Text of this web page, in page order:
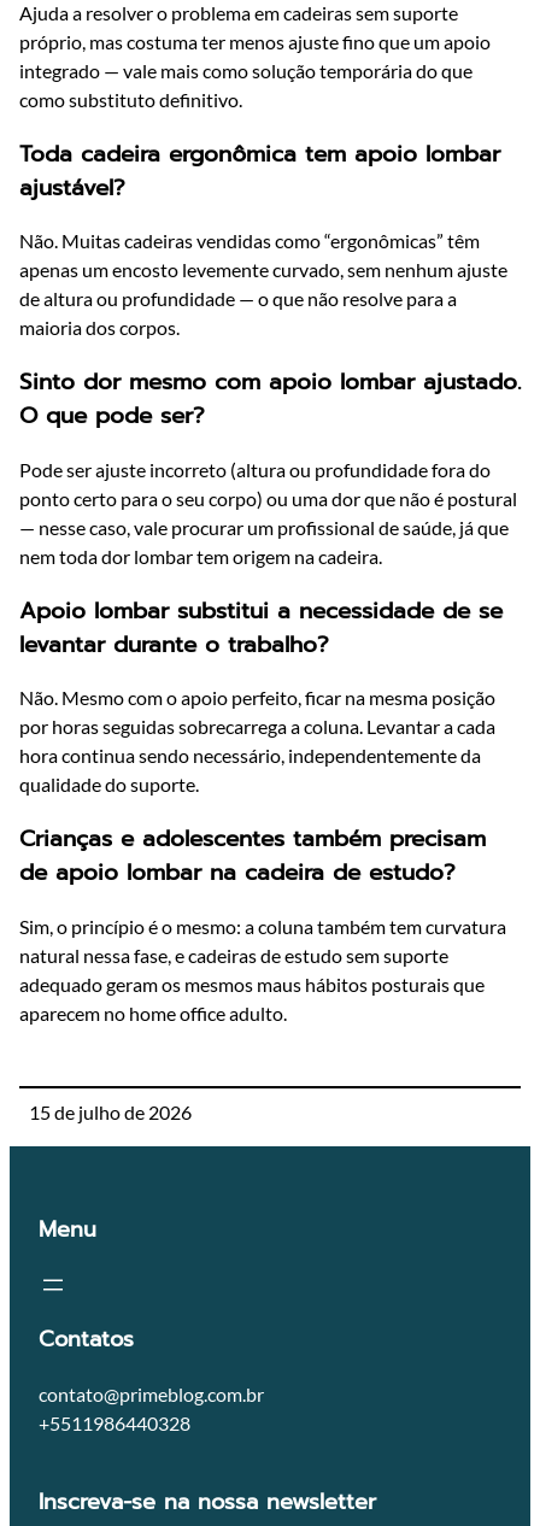
Ajuda a resolver o problema em cadeiras sem suporte
próprio, mas costuma ter menos ajuste fino que um apoio
integrado — vale mais como solução temporária do que
como substituto definitivo.
Toda cadeira ergonômica tem apoio lombar
ajustável?
Não. Muitas cadeiras vendidas como “ergonômicas” têm
apenas um encosto levemente curvado, sem nenhum ajuste
de altura ou profundidade — o que não resolve para a
maioria dos corpos.
Sinto dor mesmo com apoio lombar ajustado.
O que pode ser?
Pode ser ajuste incorreto (altura ou profundidade fora do
ponto certo para o seu corpo) ou uma dor que não é postural
— nesse caso, vale procurar um profissional de saúde, já que
nem toda dor lombar tem origem na cadeira.
Apoio lombar substitui a necessidade de se
levantar durante o trabalho?
Não. Mesmo com o apoio perfeito, ficar na mesma posição
por horas seguidas sobrecarrega a coluna. Levantar a cada
hora continua sendo necessário, independentemente da
qualidade do suporte.
Crianças e adolescentes também precisam
de apoio lombar na cadeira de estudo?
Sim, o princípio é o mesmo: a coluna também tem curvatura
natural nessa fase, e cadeiras de estudo sem suporte
adequado geram os mesmos maus hábitos posturais que
aparecem no home office adulto.
15 de julho de 2026
Menu
Contatos
contato@primeblog.com.br
+5511986440328
Inscreva-se na nossa newsletter